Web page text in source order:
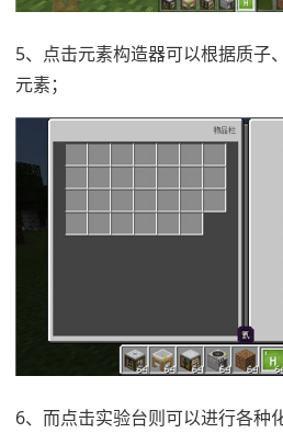
5、点击元素构造器可以根据质子
元素；
6、而点击实验台则可以进行各种